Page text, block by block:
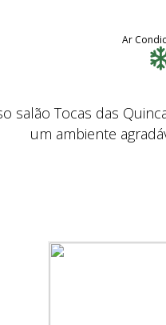
Ar
salão Tocas das
um ambiente